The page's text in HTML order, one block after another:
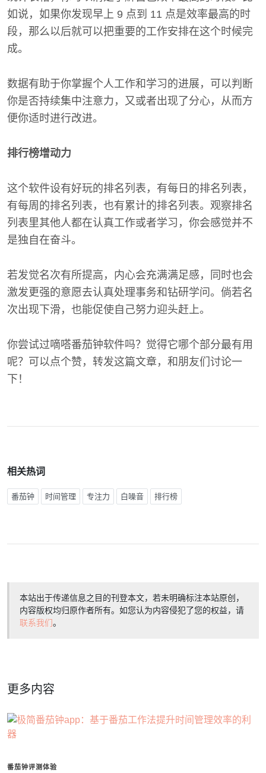
如说，如果你发现早上 9 点到 11 点是效率最高的时
段，那么以后就可以把重要的工作安排在这个时候完
成。
数据有助于你掌握个人工作和学习的进展，可以判断
你是否持续集中注意力，又或者出现了分心，从而方
便你适时进行改进。
排行榜增动力
这个软件设有好玩的排名列表，有每日的排名列表，
有每周的排名列表，也有累计的排名列表。观察排名
列表里其他人都在认真工作或者学习，你会感觉并不
是独自在奋斗。
若发觉名次有所提高，内心会充满满足感，同时也会
激发更强的意愿去认真处理事务和钻研学问。倘若名
次出现下滑，也能促使自己努力迎头赶上。
你尝试过嘀嗒番茄钟软件吗？觉得它哪个部分最有用
呢？可以点个赞，转发这篇文章，和朋友们讨论一
下！
相关热词
番茄钟 时间管理 专注力 白噪音 排行榜
本站出于传递信息之目的刊登本文，若未明确标注本站原创，
内容版权均归原作者所有。如您认为内容侵犯了您的权益，请
联系我们。
更多内容
番茄钟评测体验